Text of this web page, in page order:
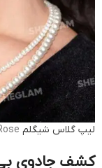
لیپ گلاس شیگلم
کشف جادوی